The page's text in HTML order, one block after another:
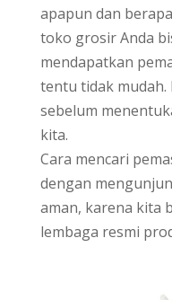
apapun dan
toko grosir Anda
mendapatkan
tentu tidak mudah.
sebelum
kita.
Cara mencari
dengan
aman, karena kita
lembaga resmi